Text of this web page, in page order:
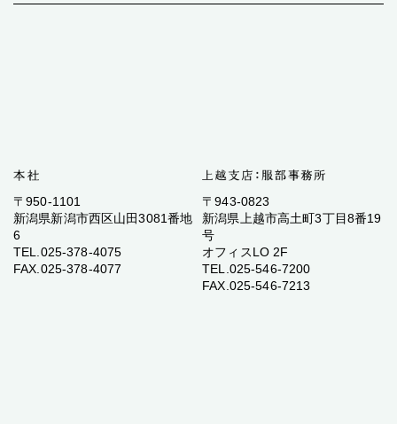
〒950-1101
新潟県新潟市西区山田3081番地
6
TEL.025-378-4075
FAX.025-378-4077
〒943-0823
新潟県上越市高土町3丁目8番19
号
オフィスLO 2F
TEL.025-546-7200
FAX.025-546-7213